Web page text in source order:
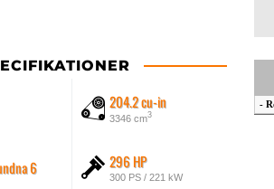
204.2 cu-in
3346 cm3
6 296 HP
300 PS / 221 kW
-